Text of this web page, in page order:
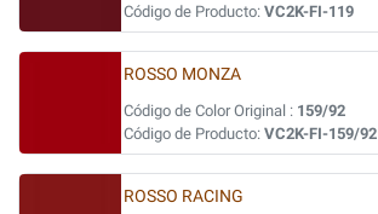
Código de Producto: VC2K-FI-119
ROSSO MONZA
Código de Color Original : 159/92
Código de Producto: VC2K-FI-159/92
ROSSO RACING